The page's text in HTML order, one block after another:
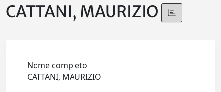
CATTANI, MAURIZIO
Nome completo
CATTANI, MAURIZIO